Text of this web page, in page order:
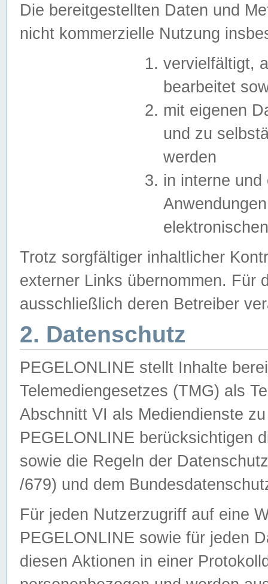
Die bereitgestellten Daten und
nicht kommerzielle Nutzung
vervielfältigt,
bearbeitet
mit eigenen
und zu
werden
in interne
Trotz sorgfältiger inhaltlicher
externer Links übernommen. Für
ausschließlich deren Betreiber
2. Datenschutz
PEGELONLINE stellt Inhalte
Telemediengesetzes (TMG) als
Abschnitt VI als Mediendienste
PEGELONLINE berücksichtigen
sowie die Regeln der
/679) und dem
Für jeden Nutzerzugriff auf eine
PEGELONLINE sowie für jeden
diesen Aktionen in einer